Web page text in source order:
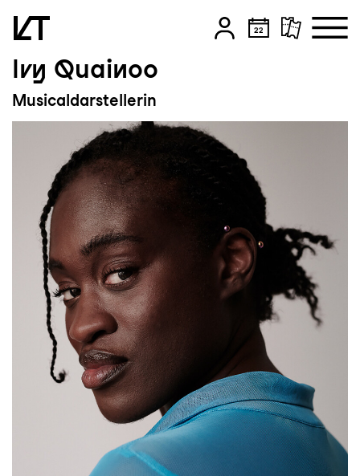
Zum Hauptinhalt springen
Zum Footer springen
Ivy Quainoo
Musicaldarstellerin